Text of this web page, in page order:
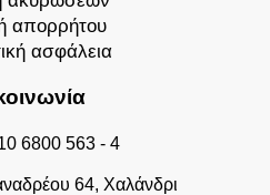
απορρήτου
ασφάλεια
6800 563 - 4
64, Χαλάνδρι